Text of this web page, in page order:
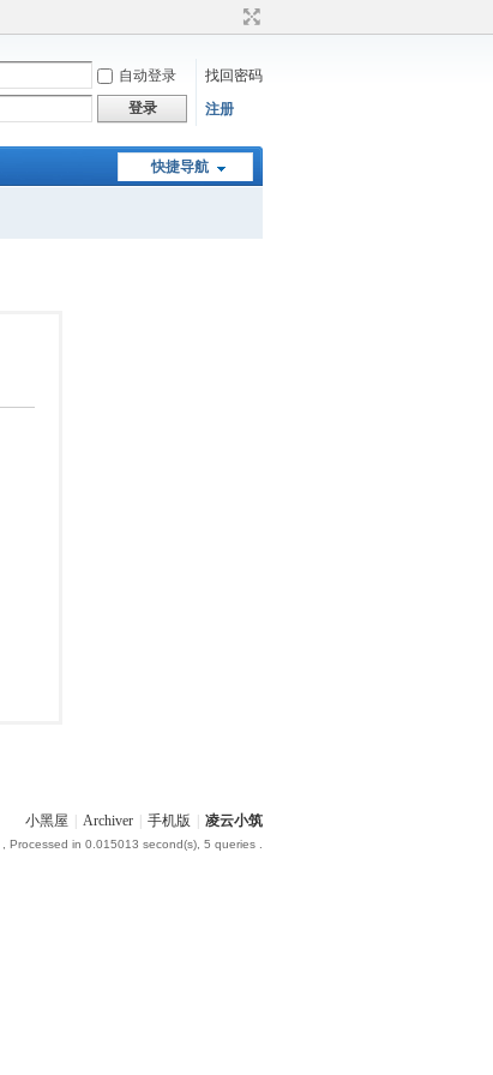
自动登录
找回密码
登录 注册
快捷导航
小黑屋 Archiver 手机版 凌云小筑
, Processed in 0.015013 second(s), 5 queries .